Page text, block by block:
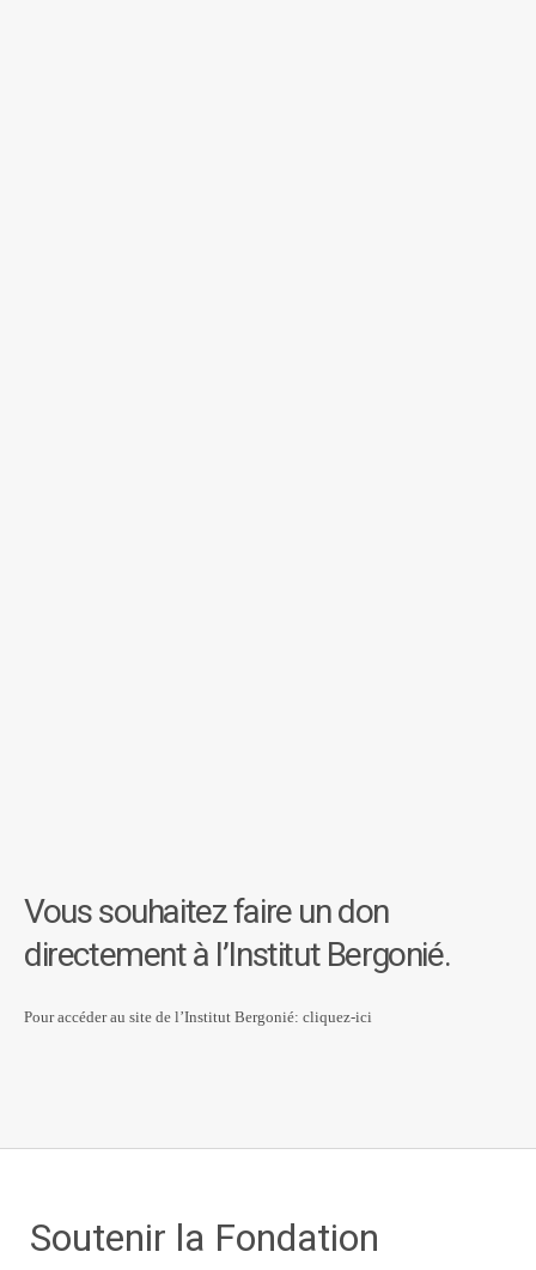
Vous souhaitez faire un don
directement à l’Institut Bergonié.
Pour accéder au site de l’Institut Bergonié: cliquez-ici
Soutenir la Fondation